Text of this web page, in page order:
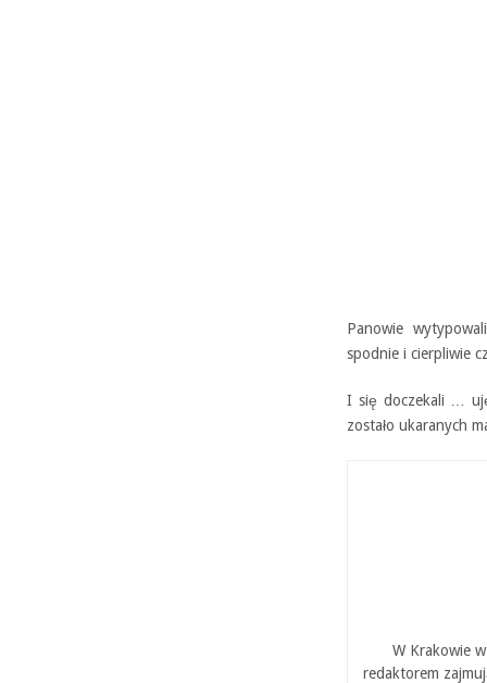
Panowie
spodnie i cierpliwie
I się doczekali …
zostało ukaranych
W Krakowie
redaktorem